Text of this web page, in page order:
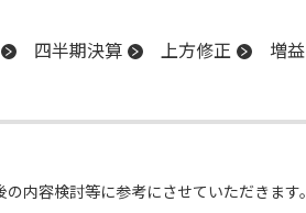
四半期決算 上方修正 増益
内容検討等に参考にさせていただきます。